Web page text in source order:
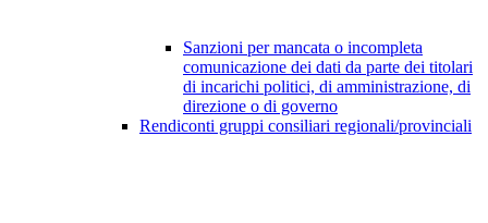
Sanzioni per mancata o incompleta
comunicazione dei dati da parte dei titolari
di incarichi politici, di amministrazione, di
direzione o di governo
Rendiconti gruppi consiliari regionali/provinciali